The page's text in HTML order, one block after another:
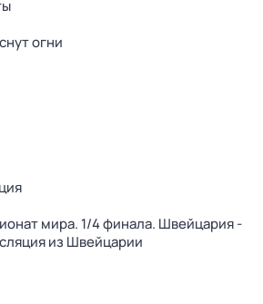
огни
мира. 1/4 финала. Швейцария -
из Швейцарии